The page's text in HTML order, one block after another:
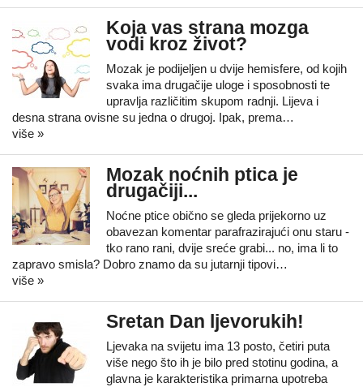
Koja vas strana mozga
vodi kroz život?
Mozak je podijeljen u dvije hemisfere, od kojih
svaka ima drugačije uloge i sposobnosti te
upravlja različitim skupom radnji. Lijeva i
desna strana ovisne su jedna o drugoj. Ipak, prema…
više »
Mozak noćnih ptica je
drugačiji...
Noćne ptice obično se gleda prijekorno uz
obavezan komentar parafrazirajući onu staru -
tko rano rani, dvije sreće grabi... no, ima li to
zapravo smisla? Dobro znamo da su jutarnji tipovi…
više »
Sretan Dan ljevorukih!
Ljevaka na svijetu ima 13 posto, četiri puta
više nego što ih je bilo pred stotinu godina, a
glavna je karakteristika primarna upotreba